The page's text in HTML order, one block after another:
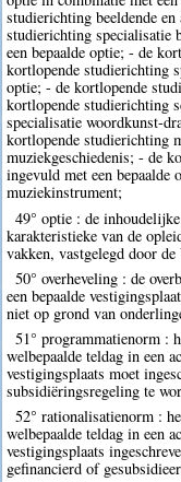
studierichting beeldende
studierichting specialisatie
een bepaalde optie; - de
kortlopende studierichting
optie; - de kortlopende
kortlopende studierichting
specialisatie woordkunst-
kortlopende studierichting
muziekgeschiedenis; - de
ingevuld met een bepaalde
muziekinstrument;
49° optie : de
karakteristieke van de
vakken, vastgelegd door
50° overheveling : de
een bepaalde
niet op grond van
51° programmatienorm :
welbepaalde teldag in een
vestigingsplaats moet
subsidiëringsregeling te
52° rationalisatienorm :
welbepaalde teldag in een
vestigingsplaats
gefinancierd of